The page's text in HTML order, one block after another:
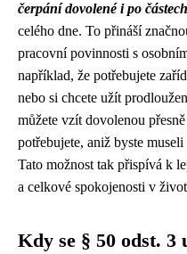
čerpání dovolené i po částech
celého dne. To přináší
pracovní povinnosti s
například, že potřebujete
nebo si chcete užít
můžete vzít dovolenou
potřebujete, aniž byste
Tato možnost tak přispívá k
a celkové spokojenosti v
Kdy se § 50 odst. 3